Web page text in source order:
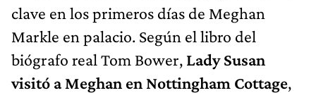
clave en los primeros días de Meghan
Markle en palacio. Según el libro del
biógrafo real Tom Bower, Lady Susan
visitó a Meghan en Nottingham Cottage,